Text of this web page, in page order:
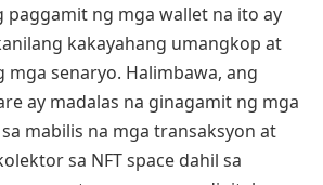
ng mga wallet na ito ay
kakayahang umangkop at
mga senaryo. Halimbawa, ang
ay madalas na ginagamit ng mga
mabilis na mga transaksyon at
sa NFT space dahil sa